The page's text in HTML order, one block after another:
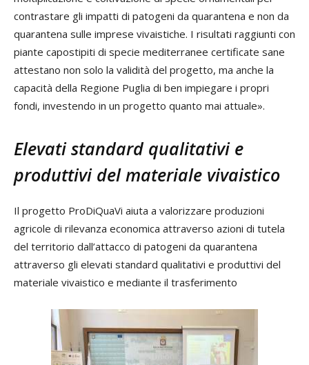
contrastare gli impatti di patogeni da quarantena e non da
quarantena sulle imprese vivaistiche. I risultati raggiunti con
piante capostipiti di specie mediterranee certificate sane
attestano non solo la validità del progetto, ma anche la
capacità della Regione Puglia di ben impiegare i propri
fondi, investendo in un progetto quanto mai attuale».
Elevati standard qualitativi e
produttivi del materiale vivaistico
Il progetto ProDiQuaVi aiuta a valorizzare produzioni
agricole di rilevanza economica attraverso azioni di tutela
del territorio dall’attacco di patogeni da quarantena
attraverso gli elevati standard qualitativi e produttivi del
materiale vivaistico e mediante il trasferimento